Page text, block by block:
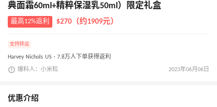
典面霜60ml+精粹保湿乳50ml）限定礼盒
最高12%返利 $270（约1909元）
支持转运
Harvey Nichols US · 7.8万人下单获得返利
爆料人：小米粒 2023年06月06日
优惠介绍